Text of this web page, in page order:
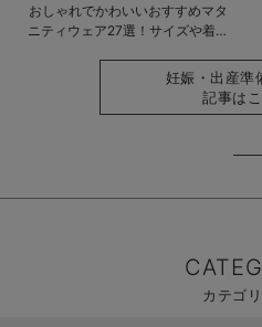
おしゃれでかわいいおすすめマタ
ニティウェア27選！サイズや着る
妊娠・出産準
記事は
カテゴ